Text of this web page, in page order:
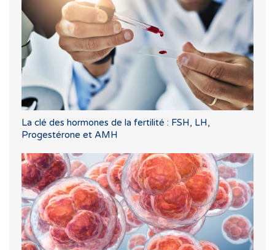
La clé des hormones de la fertilité : FSH, LH,
Progestérone et AMH